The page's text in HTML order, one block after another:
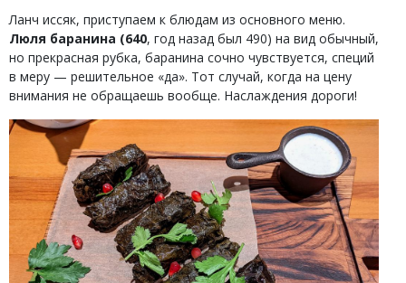
Ланч иссяк, приступаем к блюдам из основного меню.
Люля баранина (640, год назад был 490) на вид обычный,
но прекрасная рубка, баранина сочно чувствуется, специй
в меру — решительное «да». Тот случай, когда на цену
внимания не обращаешь вообще. Наслаждения дороги!